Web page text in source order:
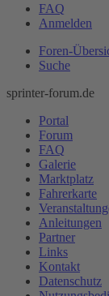
FAQ
Anmelden
Foren-
Suche
sprinter-forum.de
Portal
Forum
FAQ
Galerie
Marktplatz
Fahrerkarte
Anleitungen
Partner
Links
Kontakt
Datenschutz